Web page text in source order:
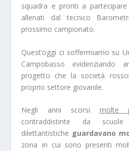
squadra e pronti a
allenati dal tecnico
prossimo campionato.
Quest’oggi ci soffermiamo su
Campobasso
progetto che la società
proprio settore giovanile.
Negli anni scorsi molte
contraddistinte da
dilettantistiche guardavano
zona in cui sono presenti